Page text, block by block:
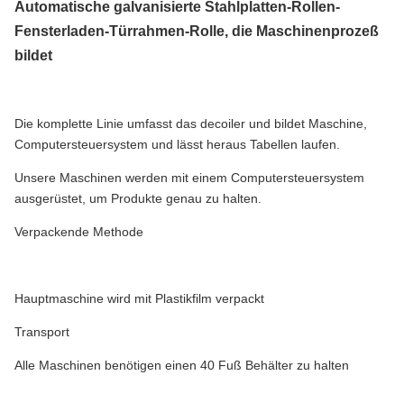
Maß-Gerät Es kennzeichnet mit hoher
Automatische galvanisierte Stahlplatten-Rollen-
Fensterladen-Türrahmen-Rolle, die Maschinenprozeß
bildet
Die komplette Linie umfasst das decoiler und bildet Maschine,
Computersteuersystem und lässt heraus Tabellen laufen.
Unsere Maschinen werden mit einem Computersteuersystem
ausgerüstet, um Produkte genau zu halten.
Verpackende Methode
Hauptmaschine wird mit Plastikfilm verpackt
Transport
Alle Maschinen benötigen einen 40 Fuß Behälter zu halten